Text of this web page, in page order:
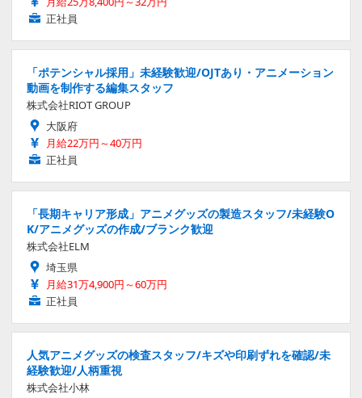
正社員
「ポテンシャル採用」未経験歓迎/OJTあり・アニメーション
動画を制作する編集スタッフ
株式会社RIOT GROUP
大阪府
月給22万円～40万円
正社員
「長期キャリア形成」アニメグッズの製造スタッフ/未経験O
K/アニメグッズの作成/ブランク歓迎
株式会社ELM
埼玉県
月給31万4,900円～60万円
正社員
人気アニメグッズの検査スタッフ/キズや印刷ずれを確認/未
経験歓迎/人柄重視
株式会社小林